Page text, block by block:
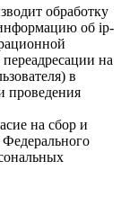
обработку
об ip-
на
в
проведения
на сбор и